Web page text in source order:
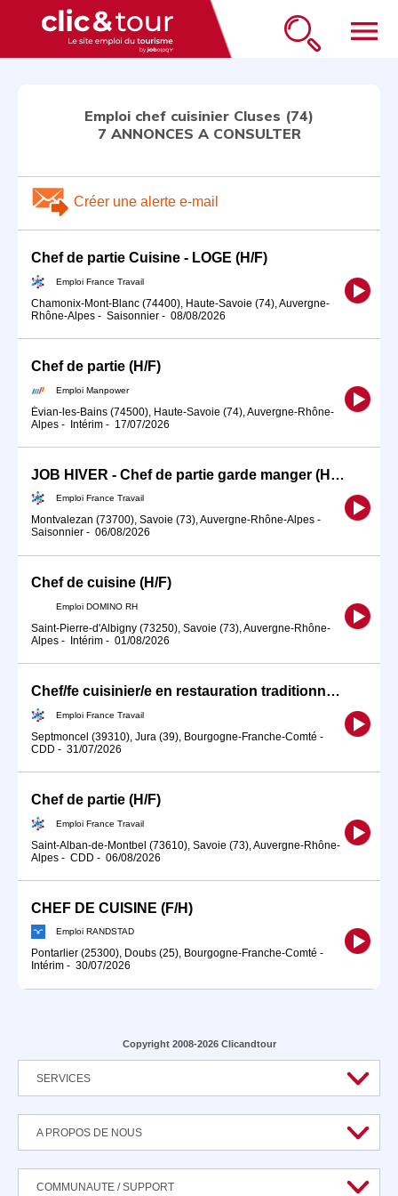
menu
Emploi chef cuisinier Cluses (74)
7 ANNONCES A CONSULTER
Créer une alerte e-mail
Chef de partie Cuisine - LOGE (H/F)
Emploi France Travail
Chamonix-Mont-Blanc (74400), Haute-Savoie (74), Auvergne-
Rhône-Alpes - Saisonnier - 08/08/2026
Chef de partie (H/F)
Emploi Manpower
Évian-les-Bains (74500), Haute-Savoie (74), Auvergne-Rhône-
Alpes - Intérim - 17/07/2026
JOB HIVER - Chef de partie garde manger (H/F)
Emploi France Travail
Montvalezan (73700), Savoie (73), Auvergne-Rhône-Alpes -
Saisonnier - 06/08/2026
Chef de cuisine (H/F)
Emploi DOMINO RH
Saint-Pierre-d'Albigny (73250), Savoie (73), Auvergne-Rhône-
Alpes - Intérim - 01/08/2026
Chef/fe cuisinier/e en restauration traditionnelle SAISON39 (H/F)
Emploi France Travail
Septmoncel (39310), Jura (39), Bourgogne-Franche-Comté -
CDD - 31/07/2026
Chef de partie (H/F)
Emploi France Travail
Saint-Alban-de-Montbel (73610), Savoie (73), Auvergne-Rhône-
Alpes - CDD - 06/08/2026
CHEF DE CUISINE (F/H)
Emploi RANDSTAD
Pontarlier (25300), Doubs (25), Bourgogne-Franche-Comté -
Intérim - 30/07/2026
Copyright 2008-2026 Clicandtour
SERVICES
A PROPOS DE NOUS
COMMUNAUTE / SUPPORT